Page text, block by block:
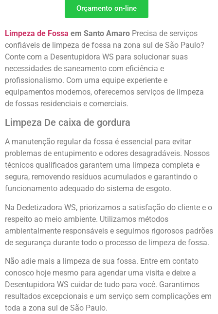
Orçamento on-line
Limpeza de Fossa em Santo Amaro Precisa de serviços
confiáveis de limpeza de fossa na zona sul de São Paulo?
Conte com a Desentupidora WS para solucionar suas
necessidades de saneamento com eficiência e
profissionalismo. Com uma equipe experiente e
equipamentos modernos, oferecemos serviços de limpeza
de fossas residenciais e comerciais.
Limpeza De caixa de gordura
A manutenção regular da fossa é essencial para evitar
problemas de entupimento e odores desagradáveis. Nossos
técnicos qualificados garantem uma limpeza completa e
segura, removendo resíduos acumulados e garantindo o
funcionamento adequado do sistema de esgoto.
Na Dedetizadora WS, priorizamos a satisfação do cliente e o
respeito ao meio ambiente. Utilizamos métodos
ambientalmente responsáveis e seguimos rigorosos padrões
de segurança durante todo o processo de limpeza de fossa.
Não adie mais a limpeza de sua fossa. Entre em contato
conosco hoje mesmo para agendar uma visita e deixe a
Desentupidora WS cuidar de tudo para você. Garantimos
resultados excepcionais e um serviço sem complicações em
toda a zona sul de São Paulo.